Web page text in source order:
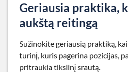
Geriausia praktika,
aukštą reitingą
Sužinokite geriausią praktiką,
turinį, kuris pagerina pozicijas,
pritraukia tikslinį srautą.